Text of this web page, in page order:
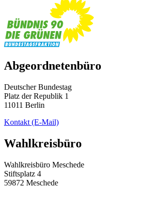
Abgeordnetenbüro
Deutscher Bundestag
Platz der Republik 1
11011 Berlin
Kontakt (E-Mail)
Wahlkreisbüro
Wahlkreisbüro Meschede
Stiftsplatz 4
59872 Meschede